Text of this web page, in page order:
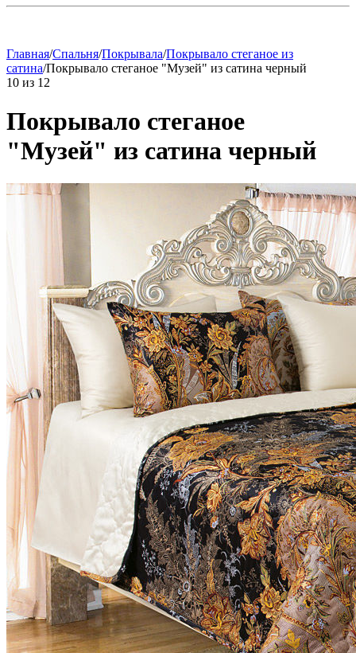
Главная/Спальня/Покрывала/Покрывало стеганое из
сатина/Покрывало стеганое "Музей" из сатина черный
10 из 12
Покрывало стеганое
"Музей" из сатина черный